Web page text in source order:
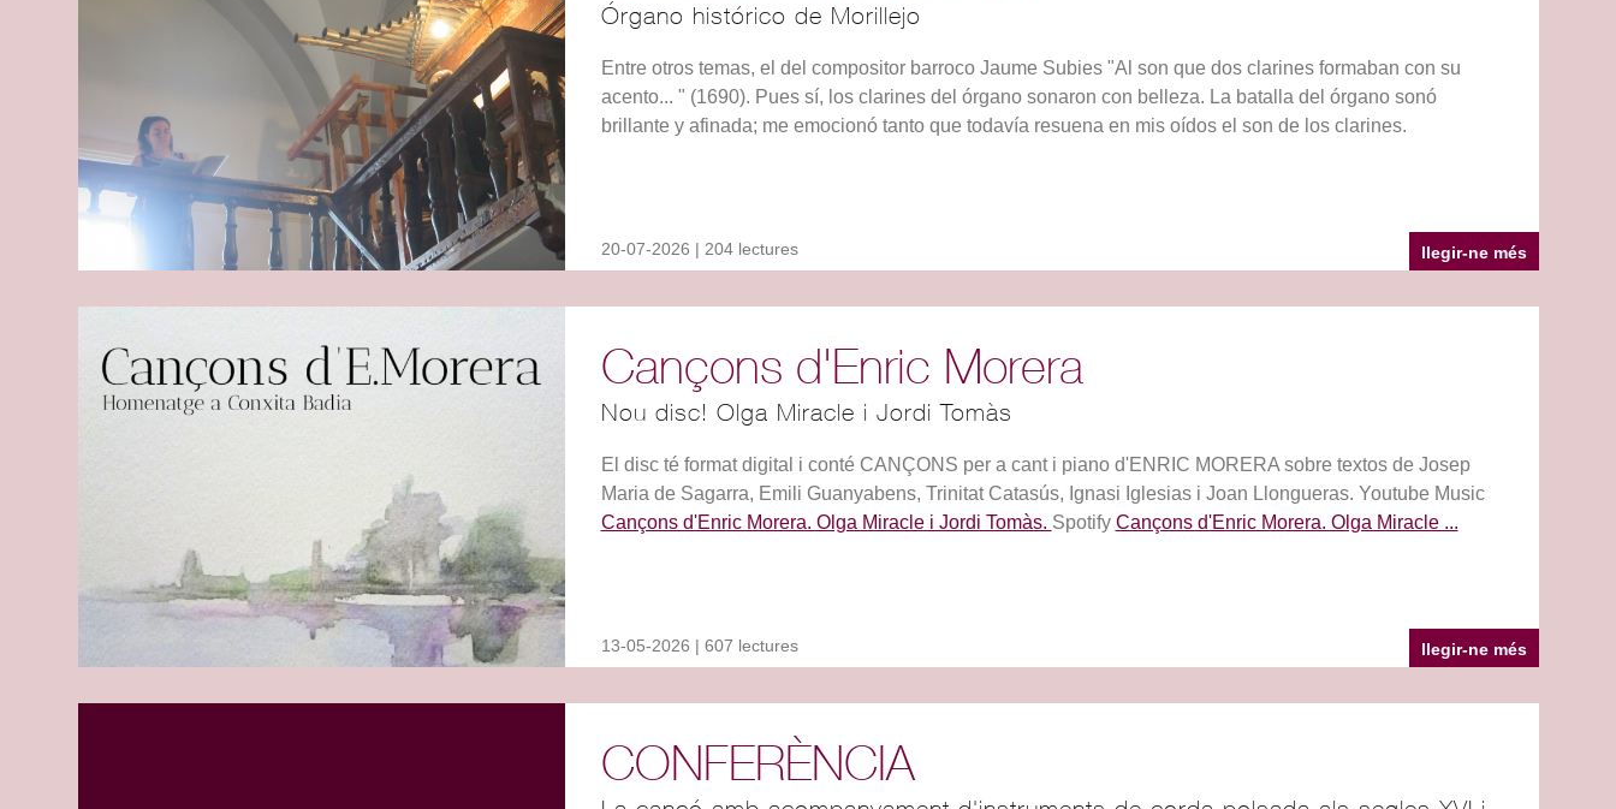
Órgano histórico de Morillejo
Entre otros temas, el del compositor barroco Jaume Subies "Al son que dos clarines formaban con su
acento... " (1690). Pues sí, los clarines del órgano sonaron con belleza. La batalla del órgano sonó
brillante y afinada; me emocionó tanto que todavía resuena en mis oídos el son de los clarines.
20-07-2026 | 204 lectures llegir-ne més
Cançons d'Enric Morera
Nou disc! Olga Miracle i Jordi Tomàs
El disc té format digital i conté CANÇONS per a cant i piano d'ENRIC MORERA sobre textos de Josep
Maria de Sagarra, Emili Guanyabens, Trinitat Catasús, Ignasi Iglesias i Joan Llongueras. Youtube Music
Cançons d'Enric Morera. Olga Miracle i Jordi Tomàs. Spotify Cançons d'Enric Morera. Olga Miracle ...
13-05-2026 | 607 lectures llegir-ne més
CONFERÈNCIA